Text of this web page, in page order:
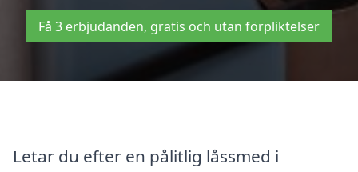
Få 3 erbjudanden, gratis och utan förpliktelser
Letar du efter en pålitlig låssmed i